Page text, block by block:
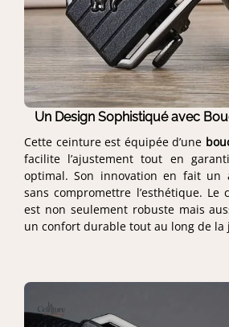
Un Design Sophistiqué avec
Cette ceinture est équipée d’une
facilite l’ajustement tout en
optimal. Son innovation en fait un
sans compromettre l’esthétique.
est non seulement robuste mais
un confort durable tout au long de la